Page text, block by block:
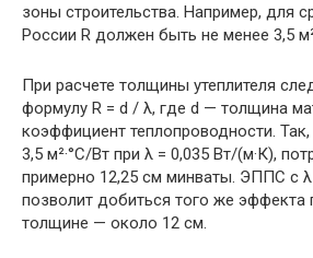
зоны строительства. Например, для
России R должен быть не менее 3,5
При расчете толщины утеплителя
формулу R = d / λ, где d — толщина
коэффициент теплопроводности.
3,5 м²·°C/Вт при λ = 0,035 Вт/(м·К),
примерно 12,25 см минваты. ЭППС с λ
позволит добиться того же эффекта
толщине — около 12 см.